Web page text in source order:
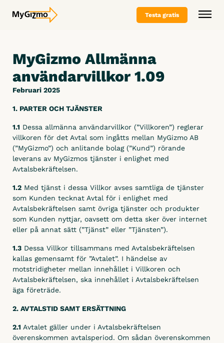
Testa gratis
Varför MyGizmo
Vårt erbjudande
Referenser
Branscher
Entreprenad
Plåtslageri
Trädgård & Skötsel
Riv & Sanering
Plattsättare
Funktioner
Offertverktyg
Planera
Tidplan (tillägg på planeringsverktyg)
Rapportera
Fordonsrapportering
Materialrapportering
Ersättningar
Projektuppföljning
Paket & priser
Boka demo
Kontakta oss
Kontakta oss
Boka demo
Testa gratis
MyGizmo Allmänna
användarvillkor 1.09
Februari 2025
1. PARTER OCH TJÄNSTER
1.1 Dessa allmänna användarvillkor (”Villkoren”) reglerar
villkoren för det Avtal som ingåtts mellan MyGizmo AB
(”MyGizmo”) och anlitande bolag (”Kund”) rörande
leverans av MyGizmos tjänster i enlighet med
Avtalsbekräftelsen.
1.2 Med tjänst i dessa Villkor avses samtliga de tjänster
som Kunden tecknat Avtal för i enlighet med
Avtalsbekräftelsen samt övriga tjänster och produkter
som Kunden nyttjar, oavsett om detta sker över internet
eller på annat sätt (”Tjänst” eller ”Tjänsten”).
1.3 Dessa Villkor tillsammans med Avtalsbekräftelsen
kallas gemensamt för ”Avtalet”. I händelse av
motstridigheter mellan innehållet i Villkoren och
Avtalsbekräftelsen, ska innehållet i Avtalsbekräftelsen
äga företräde.
2. AVTALSTID SAMT ERSÄTTNING
2.1 Avtalet gäller under i Avtalsbekräftelsen
överenskommen avtalsperiod. Om sådan överenskommen